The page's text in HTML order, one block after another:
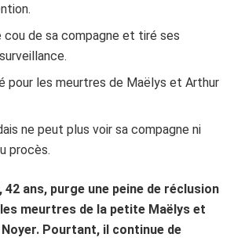
cou de sa compagne et tiré ses
pour les meurtres de Maëlys et Arthur
ne peut plus voir sa compagne ni
procès.
42 ans, purge une peine de réclusion
meurtres de la petite Maëlys et
Pourtant, il continue de